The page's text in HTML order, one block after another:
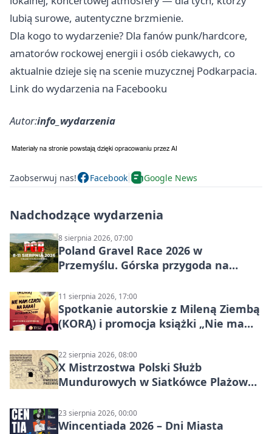
lubią surowe, autentyczne brzmienie.
Dla kogo to wydarzenie? Dla fanów punk/hardcore,
amatorów rockowej energii i osób ciekawych, co
aktualnie dzieje się na scenie muzycznej Podkarpacia.
Link do wydarzenia na Facebooku
Autor:info_wydarzenia
Zaobserwuj nas! Facebook Google News
Nadchodzące wydarzenia
8 sierpnia 2026, 07:00
Poland Gravel Race 2026 w
Przemyślu. Górska przygoda na
11 sierpnia 2026, 17:00
Spotkanie autorskie z Mileną Ziembą
(KORĄ) i promocja książki „Nie mam
22 sierpnia 2026, 08:00
X Mistrzostwa Polski Służb
Mundurowych w Siatkówce Plażowej
23 sierpnia 2026, 00:00
Wincentiada 2026 – Dni Miasta